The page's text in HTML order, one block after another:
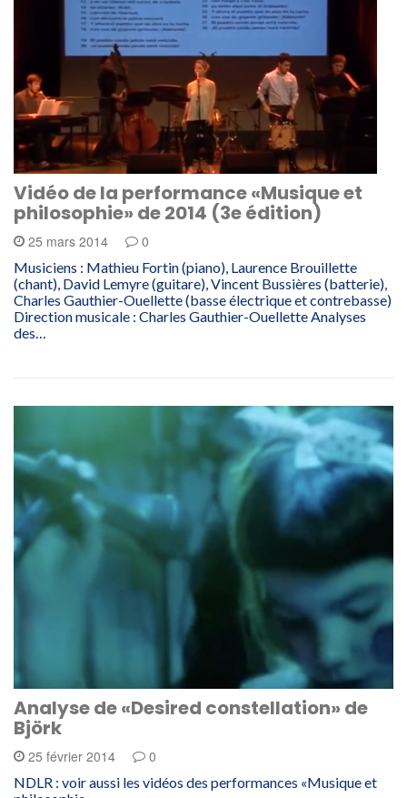
Vidéo de la performance «Musique et
philosophie» de 2014 (3e édition)
25 mars 2014 0
Musiciens : Mathieu Fortin (piano), Laurence Brouillette
(chant), David Lemyre (guitare), Vincent Bussières (batterie),
Charles Gauthier-Ouellette (basse électrique et contrebasse)
Direction musicale : Charles Gauthier-Ouellette Analyses
des…
Analyse de «Desired constellation» de
Björk
25 février 2014 0
NDLR : voir aussi les vidéos des performances «Musique et